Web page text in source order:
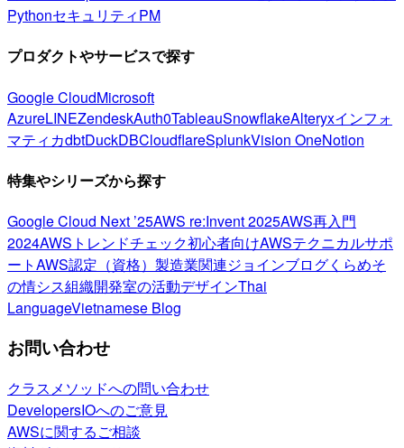
PythonセキュリティPM
プロダクトやサービスで探す
Google CloudMicrosoft
AzureLINEZendeskAuth0TableauSnowflakeAlteryxインフォ
マティカdbtDuckDBCloudflareSplunkVision OneNotion
特集やシリーズから探す
Google Cloud Next ’25AWS re:Invent 2025AWS再入門
2024AWSトレンドチェック初心者向けAWSテクニカルサポ
ートAWS認定（資格） 製造業関連ジョインブログくらめそ
の情シス組織開発室の活動デザインThai
LanguageVietnamese Blog
お問い合わせ
クラスメソッドへの問い合わせ
DevelopersIOへのご意見
AWSに関するご相談